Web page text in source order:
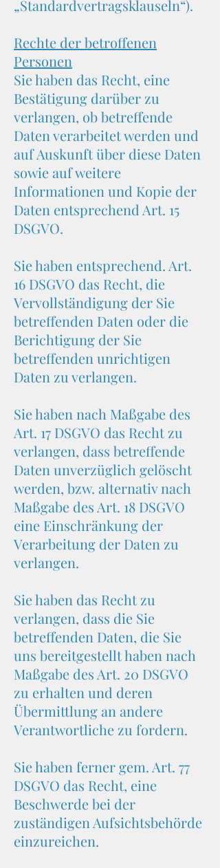
„Standardvertragsklauseln“).
Rechte der betroffenen
Personen
​Sie haben das Recht, eine
Bestätigung darüber zu
verlangen, ob betreffende
Daten verarbeitet werden und
auf Auskunft über diese Daten
sowie auf weitere
Informationen und Kopie der
Daten entsprechend Art. 15
DSGVO.
Sie haben entsprechend. Art.
16 DSGVO das Recht, die
Vervollständigung der Sie
betreffenden Daten oder die
Berichtigung der Sie
betreffenden unrichtigen
Daten zu verlangen.
Sie haben nach Maßgabe des
Art. 17 DSGVO das Recht zu
verlangen, dass betreffende
Daten unverzüglich gelöscht
werden, bzw. alternativ nach
Maßgabe des Art. 18 DSGVO
eine Einschränkung der
Verarbeitung der Daten zu
verlangen.
Sie haben das Recht zu
verlangen, dass die Sie
betreffenden Daten, die Sie
uns bereitgestellt haben nach
Maßgabe des Art. 20 DSGVO
zu erhalten und deren
Übermittlung an andere
Verantwortliche zu fordern.
Sie haben ferner gem. Art. 77
DSGVO das Recht, eine
Beschwerde bei der
zuständigen Aufsichtsbehörde
einzureichen.